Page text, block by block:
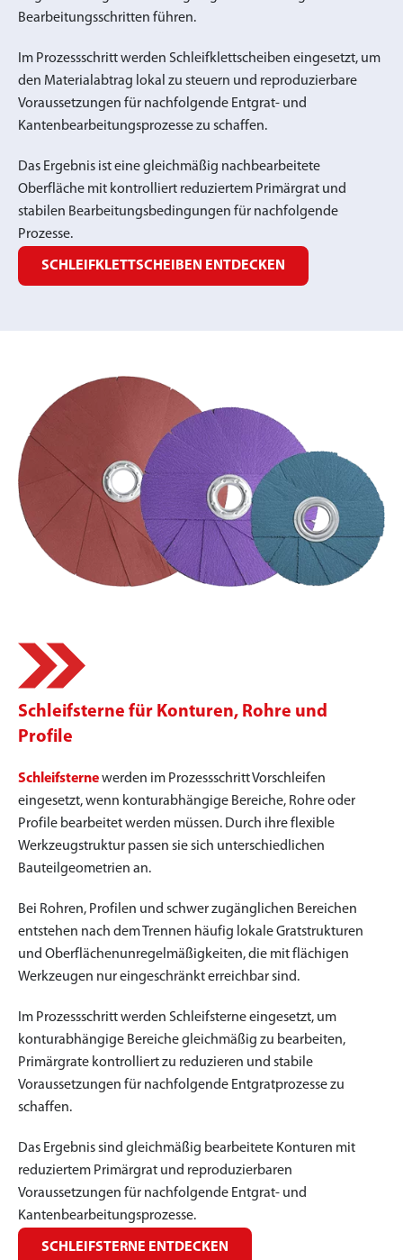
Bearbeitungsschritten führen.
Im Prozessschritt werden Schleifklettscheiben eingesetzt, um
den Materialabtrag lokal zu steuern und reproduzierbare
Voraussetzungen für nachfolgende Entgrat- und
Kantenbearbeitungsprozesse zu schaffen.
Das Ergebnis ist eine gleichmäßig nachbearbeitete
Oberfläche mit kontrolliert reduziertem Primärgrat und
stabilen Bearbeitungsbedingungen für nachfolgende
Prozesse.
SCHLEIFKLETTSCHEIBEN ENTDECKEN
Schleifsterne für Konturen, Rohre und
Profile
Schleifsternewerden im Prozessschritt Vorschleifen
eingesetzt, wenn konturabhängige Bereiche, Rohre oder
Profile bearbeitet werden müssen. Durch ihre flexible
Werkzeugstruktur passen sie sich unterschiedlichen
Bauteilgeometrien an.
Bei Rohren, Profilen und schwer zugänglichen Bereichen
entstehen nach dem Trennen häufig lokale Gratstrukturen
und Oberflächenunregelmäßigkeiten, die mit flächigen
Werkzeugen nur eingeschränkt erreichbar sind.
Im Prozessschritt werden Schleifsterne eingesetzt, um
konturabhängige Bereiche gleichmäßig zu bearbeiten,
Primärgrate kontrolliert zu reduzieren und stabile
Voraussetzungen für nachfolgende Entgratprozesse zu
schaffen.
Das Ergebnis sind gleichmäßig bearbeitete Konturen mit
reduziertem Primärgrat und reproduzierbaren
Voraussetzungen für nachfolgende Entgrat- und
Kantenbearbeitungsprozesse.
SCHLEIFSTERNE ENTDECKEN